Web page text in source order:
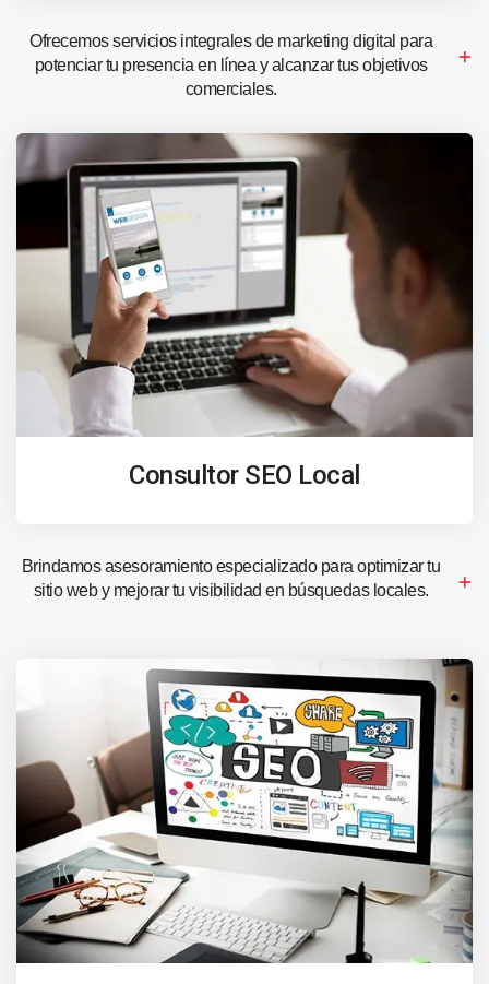
Ofrecemos servicios integrales de marketing digital para
potenciar tu presencia en línea y alcanzar tus objetivos
comerciales.
Consultor SEO Local
Brindamos asesoramiento especializado para optimizar tu
sitio web y mejorar tu visibilidad en búsquedas locales.